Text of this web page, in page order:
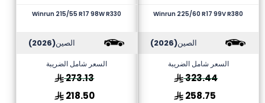
Winrun 225/60 R17 99V R380
الصين(2026)
السعر شامل الضريبة
323.44
258.75
Winrun 215/55 R17 98W R330
الصين(2026)
السعر شامل الضريبة
273.13
218.50